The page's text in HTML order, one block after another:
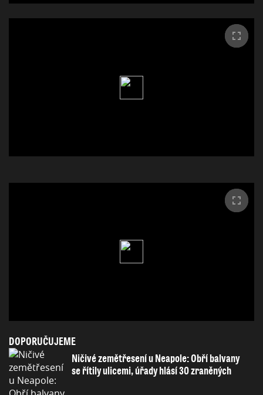
DOPORUČUJEME
Ničivé zemětřesení u Neapole: Obří balvany
se řítily ulicemi, úřady hlásí 30 zraněných